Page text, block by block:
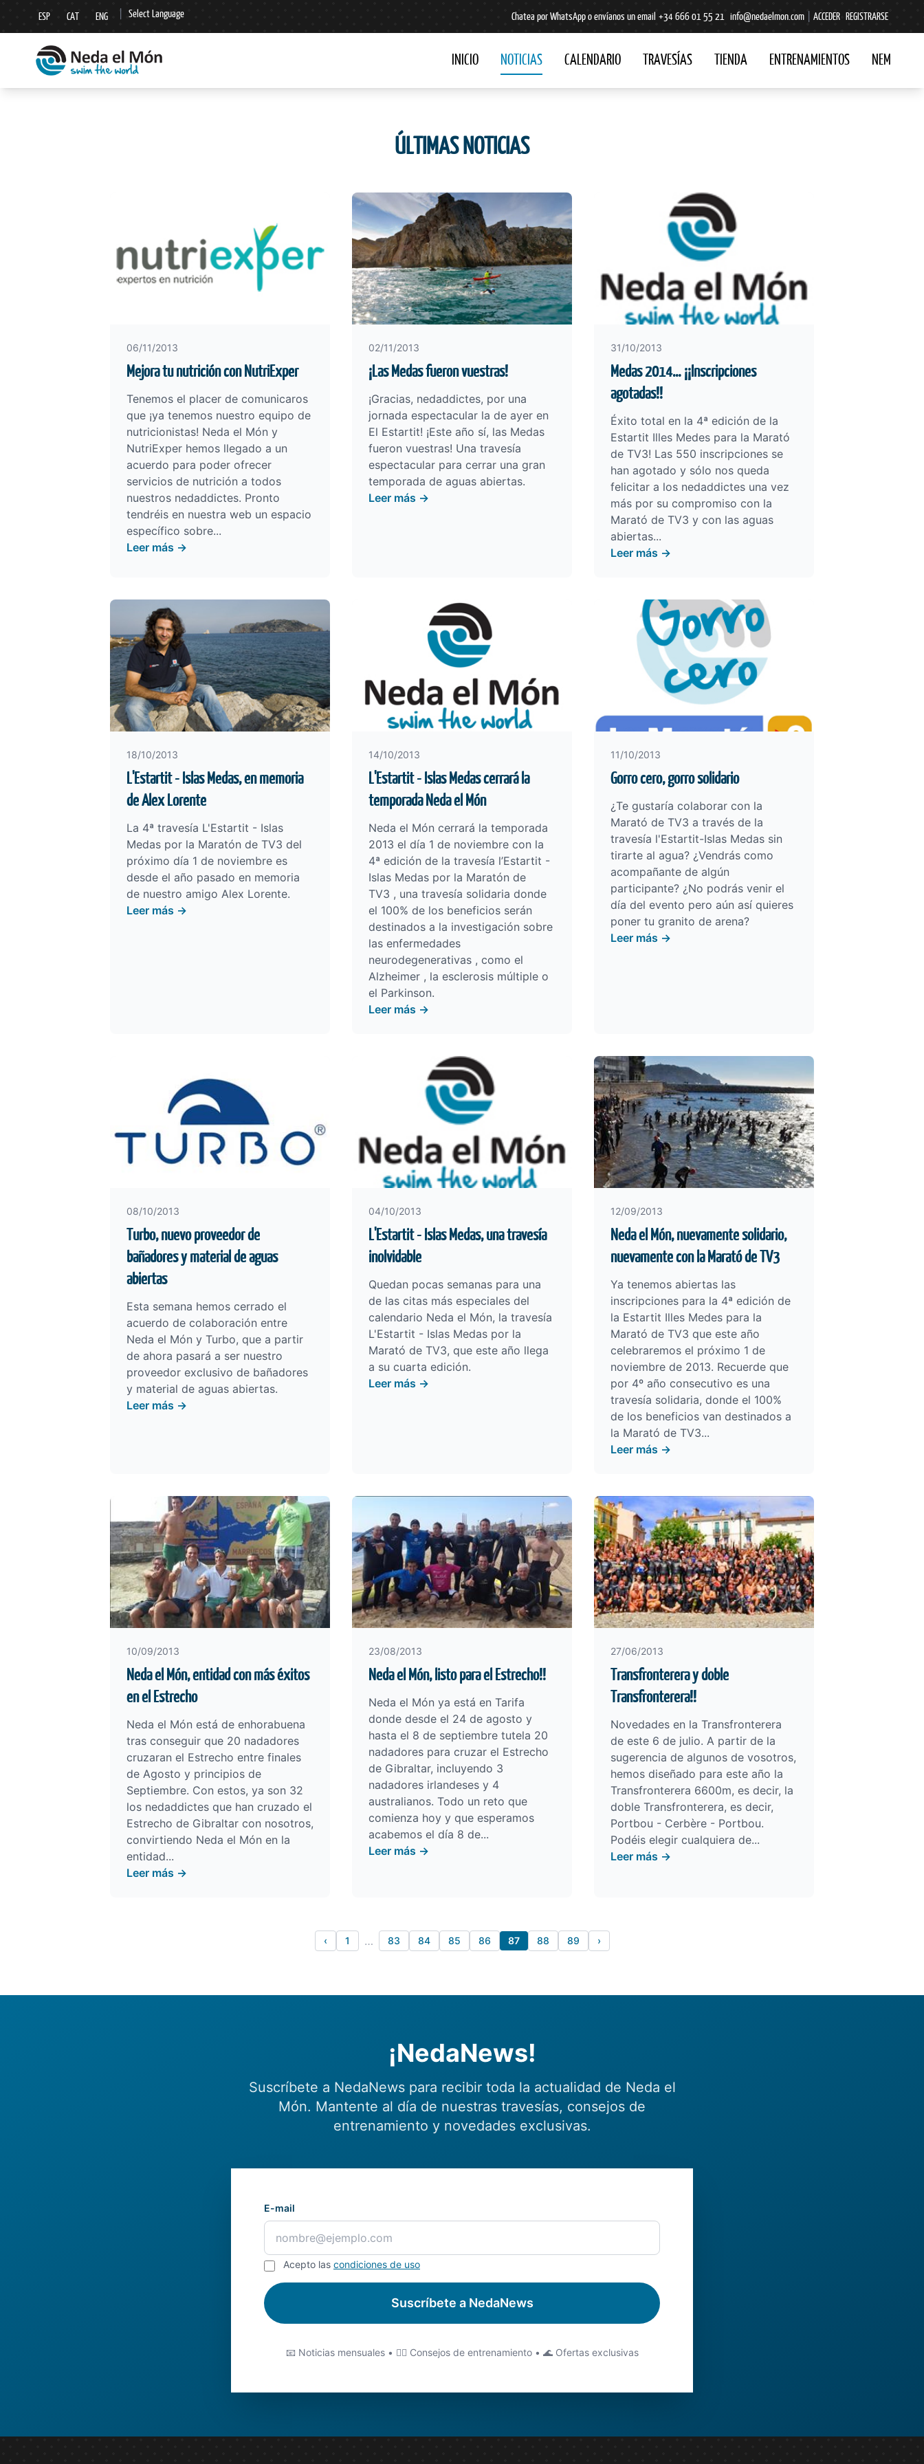
ESP CAT ENG Select Language
▼
Chatea por WhatsApp o envíanos un email +34 666 01 55 21 info@nedaelmon.com ACCEDER REGISTRARSE
INICIO NOTICIAS CALENDARIO TRAVESÍAS TIENDA ENTRENAMIENTOS NEM
ÚLTIMAS NOTICIAS
06/11/2013
Mejora tu nutrición con NutriExper
Tenemos el placer de comunicaros
que ¡ya tenemos nuestro equipo de
nutricionistas! Neda el Món y
NutriExper hemos llegado a un
acuerdo para poder ofrecer
servicios de nutrición a todos
nuestros nedaddictes. Pronto
tendréis en nuestra web un espacio
específico sobre...
Leer más →
02/11/2013
¡Las Medas fueron vuestras!
¡Gracias, nedaddictes, por una
jornada espectacular la de ayer en
El Estartit! ¡Este año sí, las Medas
fueron vuestras! Una travesía
espectacular para cerrar una gran
temporada de aguas abiertas.
Leer más →
31/10/2013
Medas 2014… ¡¡Inscripciones
agotadas!!
Éxito total en la 4ª edición de la
Estartit Illes Medes para la Marató
de TV3! Las 550 inscripciones se
han agotado y sólo nos queda
felicitar a los nedaddictes una vez
más por su compromiso con la
Marató de TV3 y con las aguas
abiertas...
Leer más →
18/10/2013
L'Estartit - Islas Medas, en memoria
de Alex Lorente
La 4ª travesía L'Estartit - Islas
Medas por la Maratón de TV3 del
próximo día 1 de noviembre es
desde el año pasado en memoria
de nuestro amigo Alex Lorente.
Leer más →
14/10/2013
L'Estartit - Islas Medas cerrará la
temporada Neda el Món
Neda el Món cerrará la temporada
2013 el día 1 de noviembre con la
4ª edición de la travesía l’Estartit -
Islas Medas por la Maratón de
TV3 , una travesía solidaria donde
el 100% de los beneficios serán
destinados a la investigación sobre
las enfermedades
neurodegenerativas , como el
Alzheimer , la esclerosis múltiple o
el Parkinson.
Leer más →
11/10/2013
Gorro cero, gorro solidario
¿Te gustaría colaborar con la
Marató de TV3 a través de la
travesía l'Estartit-Islas Medas sin
tirarte al agua? ¿Vendrás como
acompañante de algún
participante? ¿No podrás venir el
día del evento pero aún así quieres
poner tu granito de arena?
Leer más →
08/10/2013
Turbo, nuevo proveedor de
bañadores y material de aguas
abiertas
Esta semana hemos cerrado el
acuerdo de colaboración entre
Neda el Món y Turbo, que a partir
de ahora pasará a ser nuestro
proveedor exclusivo de bañadores
y material de aguas abiertas.
Leer más →
04/10/2013
L'Estartit - Islas Medas, una travesía
inolvidable
Quedan pocas semanas para una
de las citas más especiales del
calendario Neda el Món, la travesía
L'Estartit - Islas Medas por la
Marató de TV3, que este año llega
a su cuarta edición.
Leer más →
12/09/2013
Neda el Món, nuevamente solidario,
nuevamente con la Marató de TV3
Ya tenemos abiertas las
inscripciones para la 4ª edición de
la Estartit Illes Medes para la
Marató de TV3 que este año
celebraremos el próximo 1 de
noviembre de 2013. Recuerde que
por 4º año consecutivo es una
travesía solidaria, donde el 100%
de los beneficios van destinados a
la Marató de TV3...
Leer más →
10/09/2013
Neda el Món, entidad con más éxitos
en el Estrecho
Neda el Món está de enhorabuena
tras conseguir que 20 nadadores
cruzaran el Estrecho entre finales
de Agosto y principios de
Septiembre. Con estos, ya son 32
los nedaddictes que han cruzado el
Estrecho de Gibraltar con nosotros,
convirtiendo Neda el Món en la
entidad...
Leer más →
23/08/2013
Neda el Món, listo para el Estrecho!!
Neda el Món ya está en Tarifa
donde desde el 24 de agosto y
hasta el 8 de septiembre tutela 20
nadadores para cruzar el Estrecho
de Gibraltar, incluyendo 3
nadadores irlandeses y 4
australianos. Todo un reto que
comienza hoy y que esperamos
acabemos el día 8 de...
Leer más →
27/06/2013
Transfronterera y doble
Transfronterera!!
Novedades en la Transfronterera
de este 6 de julio. A partir de la
sugerencia de algunos de vosotros,
hemos diseñado para este año la
Transfronterera 6600m, es decir, la
doble Transfronterera, es decir,
Portbou - Cerbère - Portbou.
Podéis elegir cualquiera de...
Leer más →
‹ 1 … 83 84 85 86 87 88 89 ›
¡NedaNews!
Suscríbete a NedaNews para recibir toda la actualidad de Neda el
Món. Mantente al día de nuestras travesías, consejos de
entrenamiento y novedades exclusivas.
E-mail
Acepto las condiciones de uso
Suscríbete a NedaNews
📧 Noticias mensuales • 🏊‍♂️ Consejos de entrenamiento • 🌊 Ofertas exclusivas